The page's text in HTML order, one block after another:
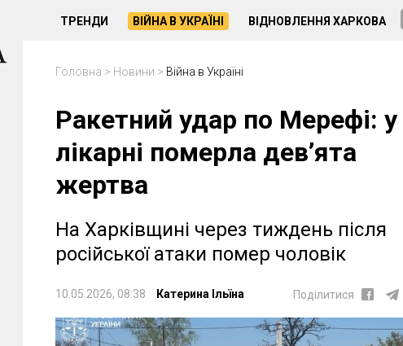
ТРЕНДИ ВІЙНА В УКРАЇНІ ВІДНОВЛЕННЯ ХАРКОВА
Головна > Новини > Війна в Україні
Ракетний удар по Мерефі: у
лікарні померла дев’ята
жертва
На Харківщині через тиждень після
російської атаки помер чоловік
10.05.2026, 08:38 Катерина Ільїна Поділитися